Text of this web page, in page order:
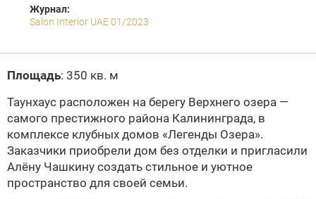
Журнал:
Salon Interior UAE 01/2023
Площадь: 350 кв. м
Таунхаус расположен на берегу Верхнего озера —
самого престижного района Калининграда, в
комплексе клубных домов «Легенды Озера».
Заказчики приобрели дом без отделки и пригласили
Алёну Чашкину создать стильное и уютное
пространство для своей семьи.